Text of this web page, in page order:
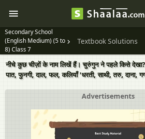
Secondary School
(English Medium) (5 to
8) Class 7
Textbook Solutions
नीचे कुछ चीज़ों के नाम लिखें हैं। चुरुंगुन ने पहले किसे
पात, फुनगी, दाल, फल, कलियाँ 'धरती, साथी, तरु, दाना,
Advertisements